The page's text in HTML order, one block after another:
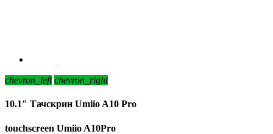
chevron_left chevron_right
10.1" Тачскрин Umiio A10 Pro
touchscreen Umiio A10Pro